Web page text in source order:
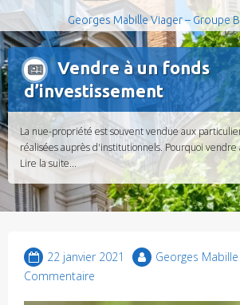
Georges Mabille Viager – Groupe
Vendre à un fonds
d’investissement
La nue-propriété est souvent vendue aux
réalisées auprès d'institutionnels. Pourquoi vendre
Lire la suite...
22 janvier 2021 Georges Mabille
Commentaire